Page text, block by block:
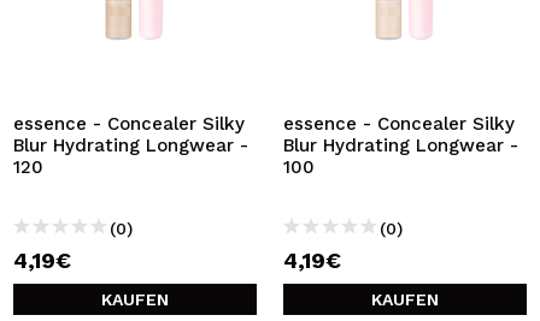
essence - Concealer Silky
Blur Hydrating Longwear -
120
(0)
4,19€
KAUFEN
essence - Concealer Silky
Blur Hydrating Longwear -
100
(0)
4,19€
KAUFEN